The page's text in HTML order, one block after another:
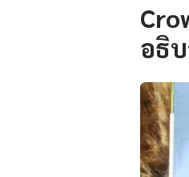
อธิ